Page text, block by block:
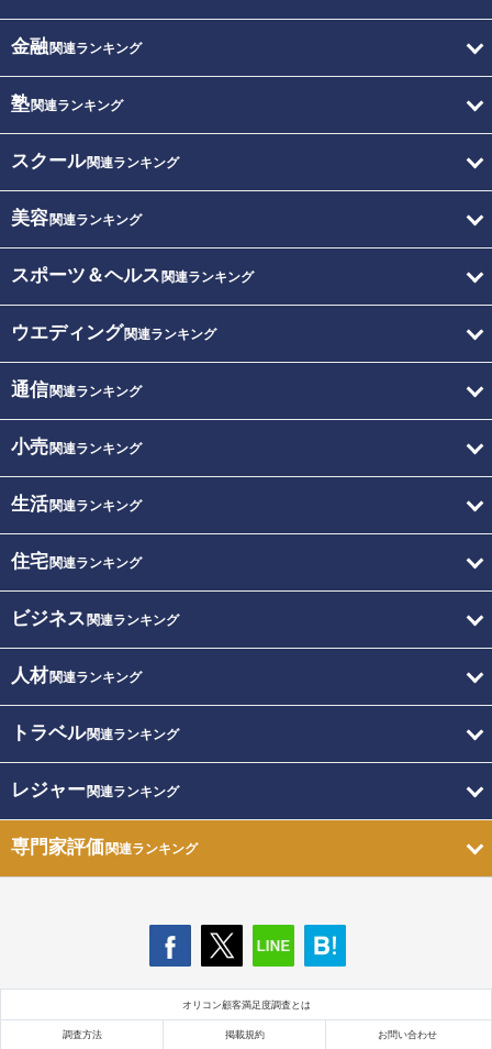
金融関連ランキング
塾関連ランキング
スクール関連ランキング
美容関連ランキング
スポーツ＆ヘルス 関連ランキング
ウエディング関連ランキング
通信関連ランキング
小売関連ランキング
生活関連ランキング
住宅関連ランキング
ビジネス 関連ランキング
人材関連ランキング
トラベル関連ランキング
レジャー関連ランキング
専門家評価関連ランキング
オリコン顧客満足度調査とは
調査方法 掲載規約 お問い合わせ